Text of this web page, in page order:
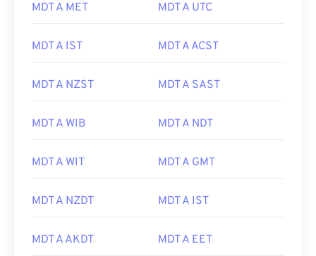
MDT A MET MDT A UTC
MDT A IST MDT A ACST
MDT A NZST MDT A SAST
MDT A WIB MDT A NDT
MDT A WIT MDT A GMT
MDT A NZDT MDT A IST
MDT A AKDT MDT A EET